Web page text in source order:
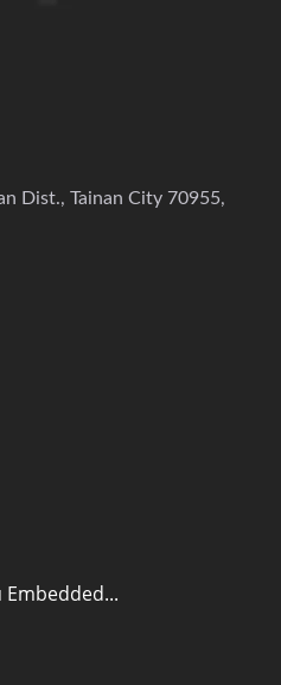
Dist., Tainan City 70955,
Embedded...